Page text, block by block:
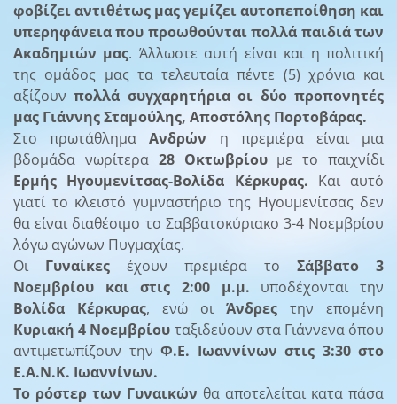
φοβίζει αντιθέτως μας γεμίζει αυτοπεποίθηση και
υπερηφάνεια που προωθούνται πολλά παιδιά των
Ακαδημιών μας. Άλλωστε αυτή είναι και η πολιτική
της ομάδος μας τα τελευταία πέντε (5) χρόνια και
αξίζουνπολλά συγχαρητήρια οι δύο προπονητές
μας Γιάννης Σταμούλης, Αποστόλης Πορτοβάρας.
Στο πρωτάθλημαΑνδρών η πρεμιέρα είναι μια
βδομάδα νωρίτερα 28 Οκτωβρίουμε το παιχνίδι
Ερμής Ηγουμενίτσας-Βολίδα Κέρκυρας. Και αυτό
γιατί το κλειστό γυμναστήριο της Ηγουμενίτσας δεν
θα είναι διαθέσιμο το Σαββατοκύριακο 3-4 Νοεμβρίου
λόγω αγώνων Πυγμαχίας.
Οι Γυναίκες έχουν πρεμιέρα το Σάββατο 3
Νοεμβρίου και στις 2:00 μ.μ. υποδέχονται την
Βολίδα Κέρκυρας, ενώ οι Άνδρες την επομένη
Κυριακή 4 Νοεμβρίου ταξιδεύουν στα Γιάννενα όπου
αντιμετωπίζουν την Φ.Ε. Ιωαννίνων στις 3:30 στο
Ε.Α.Ν.Κ. Ιωαννίνων.
Το ρόστερ των Γυναικών θα αποτελείται κατα πάσα